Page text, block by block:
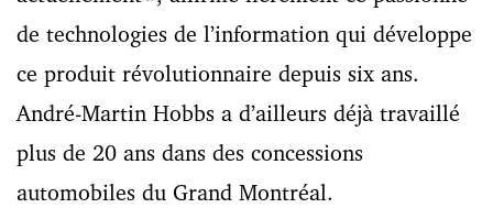
de technologies de l’information qui développe
ce produit révolutionnaire depuis six ans.
André-Martin Hobbs a d’ailleurs déjà travaillé
plus de 20 ans dans des concessions
automobiles du Grand Montréal.